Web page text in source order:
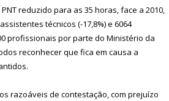
reduzido para as 35 horas, face a 2010,
técnicos (-17,8%) e 6064
profissionais por parte do Ministério da
reconhecer que fica em causa a
razoáveis de contestação, com prejuízo